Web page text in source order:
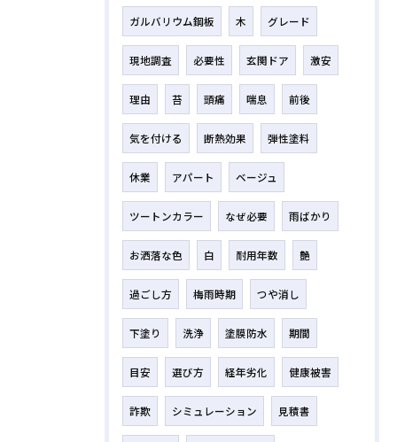
ガルバリウム鋼板 木 グレード
現地調査 必要性 玄関ドア 激安
理由 苔 頭痛 喘息 前後
気を付ける 断熱効果 弾性塗料
休業 アパート ベージュ
ツートンカラー なぜ必要 雨ばかり
お洒落な色 白 耐用年数 艶
過ごし方 梅雨時期 つや消し
下塗り 洗浄 塗膜防水 期間
目安 選び方 経年劣化 健康被害
詐欺 シミュレーション 見積書